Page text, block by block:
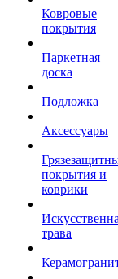
Ковровые
покрытия
Паркетная
доска
Подложка
Аксессуары
покрытия и
коврики
трава